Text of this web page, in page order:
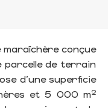
conçue
parcelle de terrain
d’une superficie
et 5 000 m²